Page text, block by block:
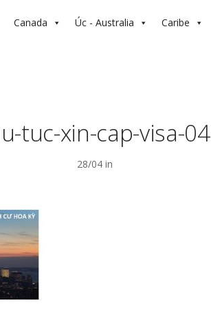
Canada Úc - Australia Caribe
tuc-xin-cap-visa-04
28/04 in